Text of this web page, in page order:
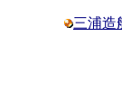
三浦造